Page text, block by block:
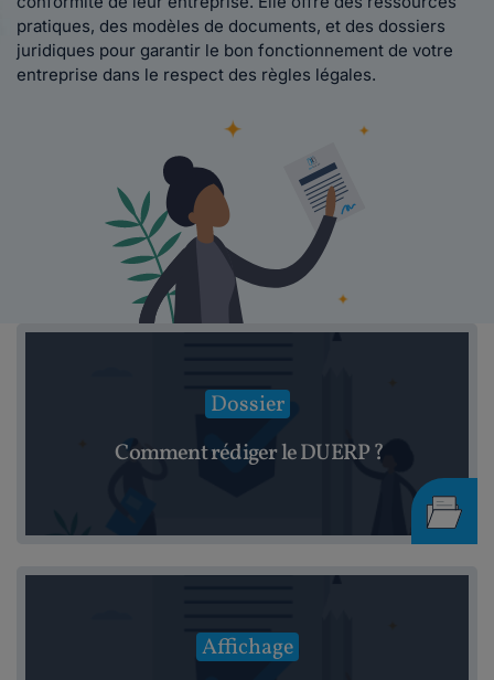
pratiques, des modèles de documents, et des dossiers
juridiques pour garantir le bon fonctionnement de votre
entreprise dans le respect des règles légales.
Dossier
Comment rédiger le DUERP ?
Affichage